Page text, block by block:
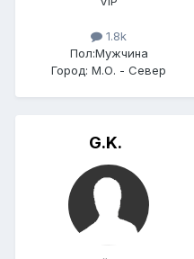
1.8k
Пол:Мужчина
Город: М.О. - Север
G.K.